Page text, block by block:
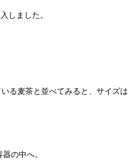
しました。
る麦茶と並べてみると、サイズは
の中へ。